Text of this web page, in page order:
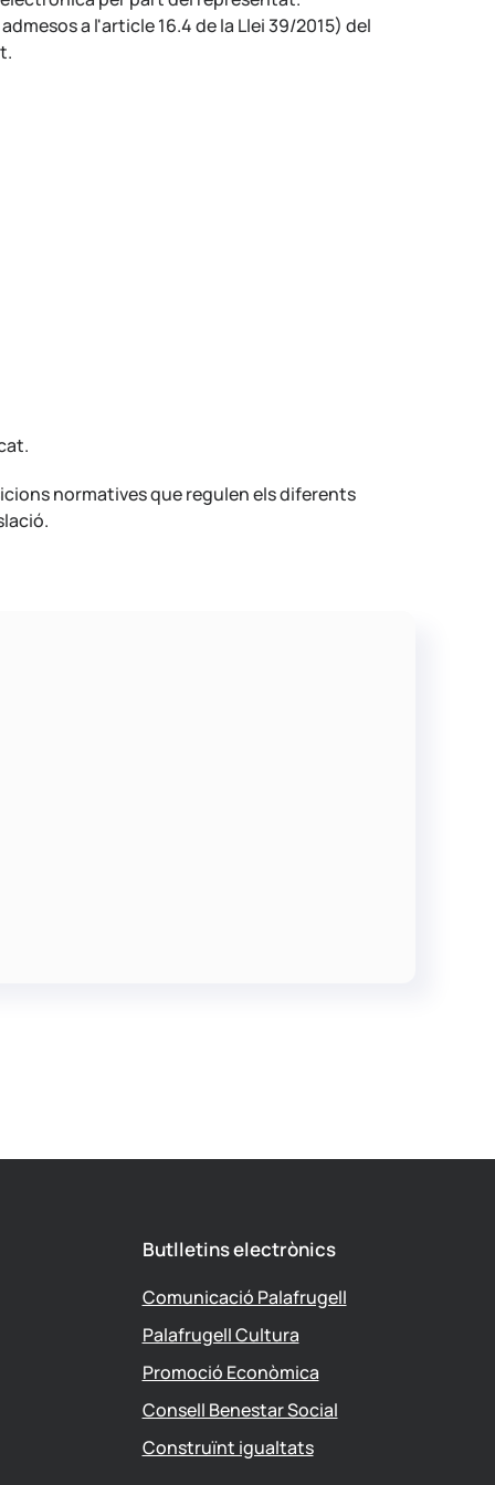
a l'article 16.4 de la Llei 39/2015) del
normatives que regulen els diferents
Butlletins electrònics
Comunicació Palafrugell
Palafrugell Cultura
Promoció Econòmica
Consell Benestar Social
Construïnt igualtats